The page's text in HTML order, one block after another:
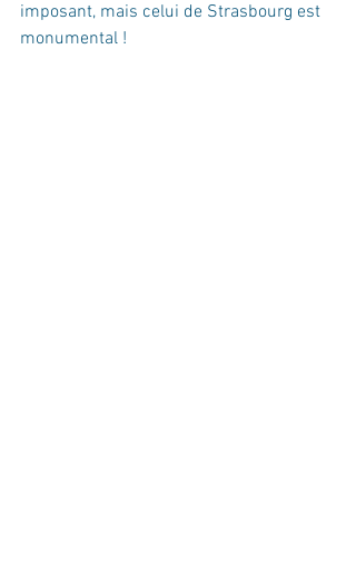
imposant, mais celui de Strasbourg est
monumental !